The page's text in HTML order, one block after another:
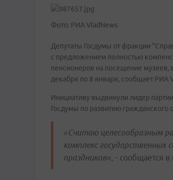
Фото: РИА VladNews
Депутаты Госдумы от фракции
с предложением полностью
пенсионеров на посещение музеев,
декабря по 8 января, сообщает РИА
Инициативу выдвинули лидер
Госдумы по развитию гражданского
«Считаю целесообразным
комплекс государственных
праздников», - сообщается в